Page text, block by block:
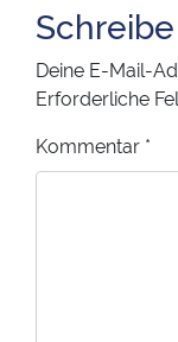
Deine E-Mail-
Erforderliche
Kommentar *